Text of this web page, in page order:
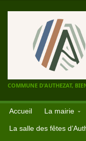
COMMUNE D'AUTHEZAT,
Accueil La mairie
La salle des fêtes